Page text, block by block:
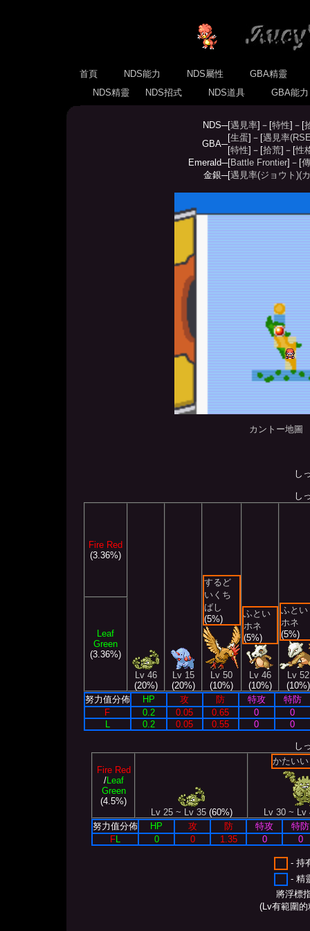
首頁 NDS能力 NDS屬性
GBA精靈
NDS精靈
NDS招式 NDS道具 GBA能
NDS─[遇見率]－[特性]－[
GBA─
[生蛋]－[遇見率
[特性]－[拾荒]－[性
Emerald─[Battle Frontier]－[
金銀─[遇見率(ジョウト)(
カントー地圖
し
し
Fire Red
(3.36%)
Lv 46
(20%)
Lv 15
(20%)
するど
いくち
ばし
(5%)
Lv 50
(10%)
ふとい
ホネ
(5%)
Lv 46
(10%)
ふとい
ホネ
(5%)
Lv 52
(10%)
Leaf
Green
(3.36%)
努力值分佈 HP 攻 防 特攻
特防
F
0.2 0.05 0.65 0
0
L
0.2 0.05 0.55 0 0
し
Fire Red
/Leaf
Green
(4.5%)
Lv 25 ~ Lv 35(60%)
かたいい
Lv 30 ~ Lv
努力值分佈
HP 攻 防 特攻
特防
F
0 0 1.35 0 0
- 持
- 精
將浮標
(Lv有範圍